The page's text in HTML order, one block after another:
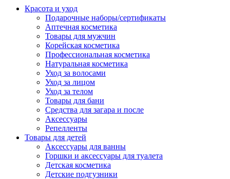
Красота и уход
Подарочные наборы/сертификаты
Аптечная косметика
Товары для мужчин
Корейская косметика
Профессиональная косметика
Натуральная косметика
Уход за волосами
Уход за лицом
Уход за телом
Товары для бани
Средства для загара и после
Аксессуары
Репелленты
Товары для детей
Аксессуары для ванны
Горшки и аксессуары для туалета
Детская косметика
Детские подгузники